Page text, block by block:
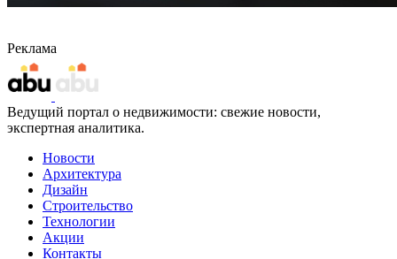
Реклама
Ведущий портал о недвижимости: свежие новости,
экспертная аналитика.
Новости
Архитектура
Дизайн
Строительство
Технологии
Акции
Контакты